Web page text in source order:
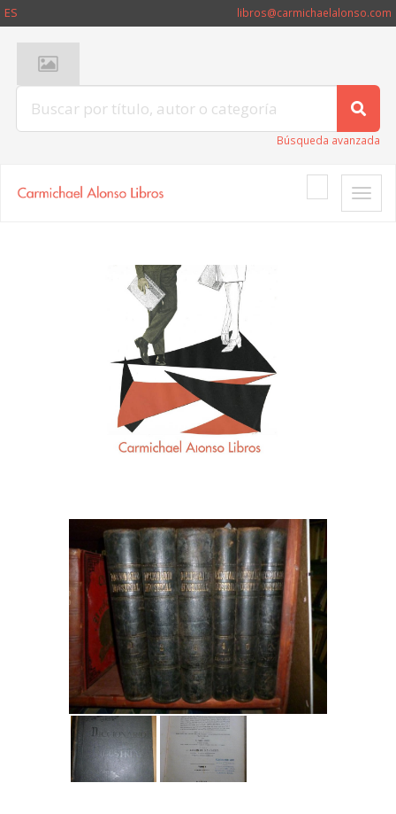
ES libros@carmichaelalonso.com
Búsqueda avanzada
Toggle